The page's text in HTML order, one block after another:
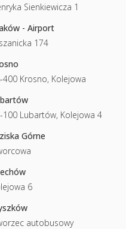
Sienkiewicza 1
- Airport
174
400 Krosno, Kolejowa
100 Lubartów, Kolejowa 4
Górne
6
autobusowy